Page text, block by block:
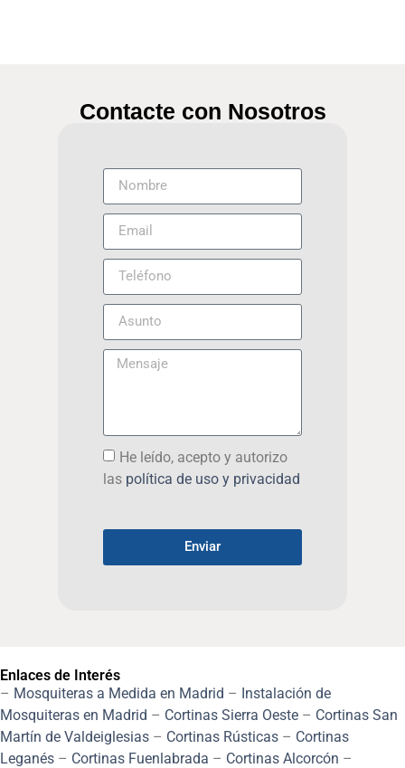
Contacte con Nosotros
He leído, acepto y autorizo
las política de uso y privacidad
Enviar
Enlaces de Interés
– Mosquiteras a Medida en Madrid – Instalación de
Mosquiteras en Madrid – Cortinas Sierra Oeste – Cortinas San
Martín de Valdeiglesias – Cortinas Rústicas – Cortinas
Leganés – Cortinas Fuenlabrada – Cortinas Alcorcón –